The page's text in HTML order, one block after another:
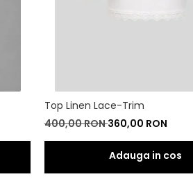
Top Linen Lace-Trim
400,00 RON360,00 RON